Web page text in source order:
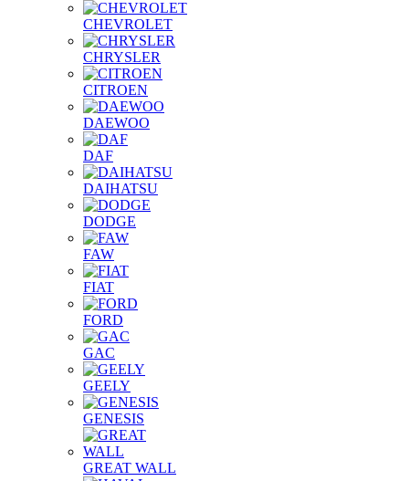
CHEVROLET
CHRYSLER
CITROEN
DAEWOO
DAF
DAIHATSU
DODGE
FAW
FIAT
FORD
GAC
GEELY
GENESIS
GREAT WALL